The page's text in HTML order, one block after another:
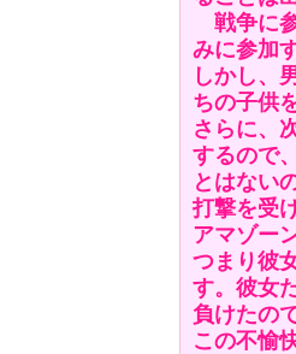
戦争に
みに参加
しかし、
ちの子供
さらに、
するので
とはない
打撃を受
アマゾー
つまり彼
す。彼女
負けたの
この不愉